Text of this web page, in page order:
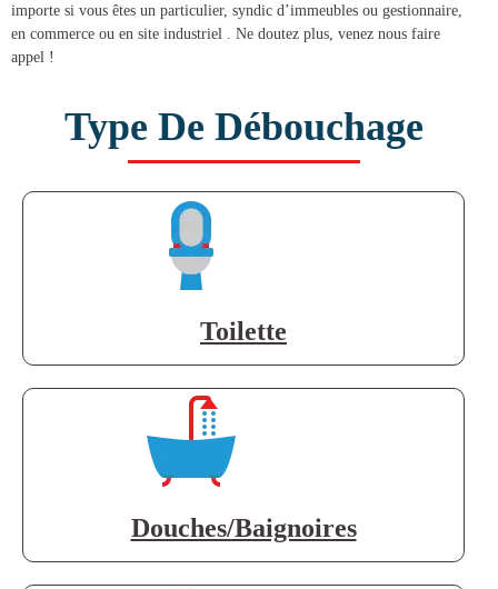
importe si vous êtes un particulier, syndic d’immeubles ou gestionnaire,
en commerce ou en site industriel . Ne doutez plus, venez nous faire
appel !
Type De Débouchage
Toilette
Douches/Baignoires